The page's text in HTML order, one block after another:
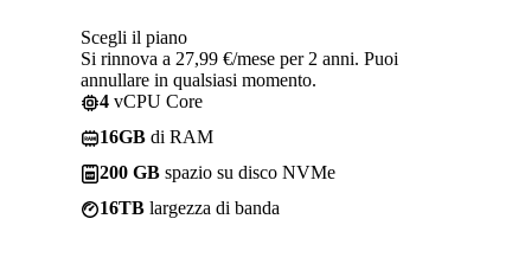
Scegli il piano
Si rinnova a 27,99 €/mese per 2 anni. Puoi
annullare in qualsiasi momento.
4 vCPU Core
16GB di RAM
200 GB spazio su disco NVMe
16TB largezza di banda